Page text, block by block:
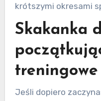
krótszymi okresami
Skakanka
treningowe
Jeśli dopiero